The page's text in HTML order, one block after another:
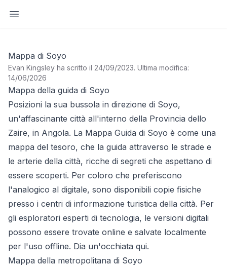
Apri barra laterale
Mappa di Soyo
Evan Kingsley ha scritto il 24/09/2023. Ultima modifica:
14/06/2026
Mappa della guida di Soyo
Posizioni la sua bussola in direzione di Soyo,
un'affascinante città all'interno della Provincia dello
Zaire, in Angola. La Mappa Guida di Soyo è come una
mappa del tesoro, che la guida attraverso le strade e
le arterie della città, ricche di segreti che aspettano di
essere scoperti. Per coloro che preferiscono
l'analogico al digitale, sono disponibili copie fisiche
presso i centri di informazione turistica della città. Per
gli esploratori esperti di tecnologia, le versioni digitali
possono essere trovate online e salvate localmente
per l'uso offline. Dia un'occhiata qui.
Mappa della metropolitana di Soyo